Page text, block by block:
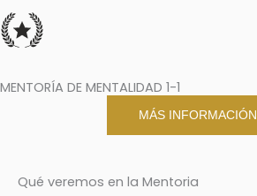
MENTORÍA DE MENTALIDAD 1-1
MÁS INFORMACIÓN
Qué veremos en la Mentoria